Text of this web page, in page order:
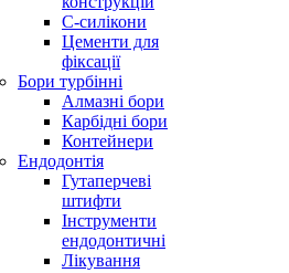
С-силікони
Цементи для
фіксації
Бори турбінні
Алмазні бори
Карбідні бори
Контейнери
Ендодонтія
Гутаперчеві
штифти
Інструменти
ендодонтичні
Лікування